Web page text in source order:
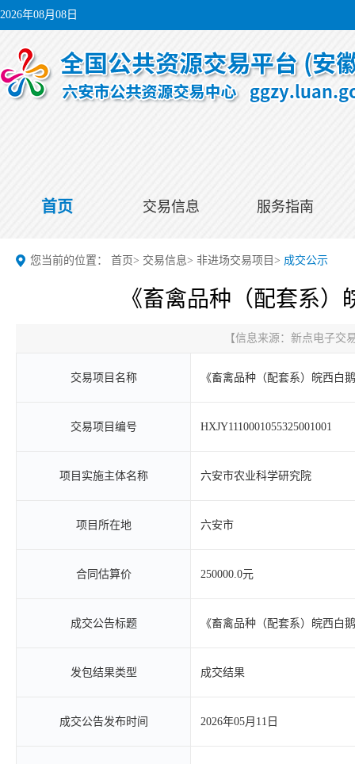
2026年08月08日
首页 交易信息 服务指南
您当前的位置： 首页> 交易信息> 非进场交易项目 > 成交公示
《畜禽品种（配套系
【信息来源： 新点电子交
交易项目名称 《畜禽品种（配套系）皖西白
交易项目编号 HXJY1110001055325001001
项目实施主体名称 六安市农业科学研究院
项目所在地 六安市
合同估算价 250000.0元
成交公告标题 《畜禽品种（配套系）皖西白
发包结果类型 成交结果
成交公告发布时间 2026年05月11日